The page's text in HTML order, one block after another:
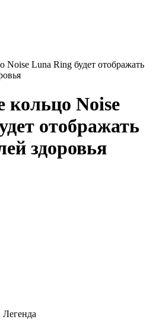
Noise Luna Ring будет отображать
кольцо Noise
отображать
здоровья
Легенда